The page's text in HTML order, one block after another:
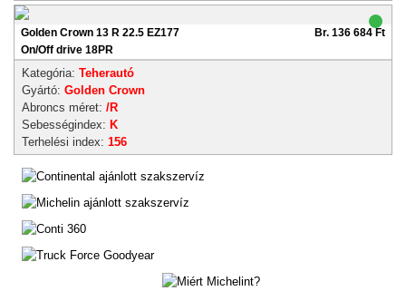
Golden Crown 13 R 22.5 EZ177
On/Off drive 18PR
Br. 136 684 Ft
Kategória: Teherautó
Gyártó: Golden Crown
Abroncs méret: /R
Sebességindex: K
Terhelési index: 156